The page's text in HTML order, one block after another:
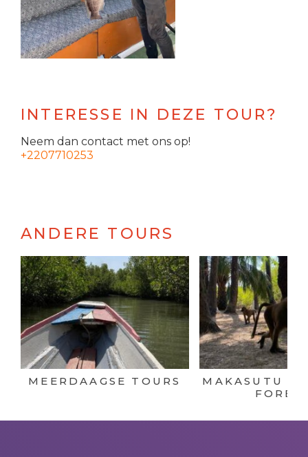
INTERESSE IN DEZE TOUR?
Neem dan contact met ons op!
+2207710253
ANDERE TOURS
MEERDAAGSE TOURS
MAKASUTU